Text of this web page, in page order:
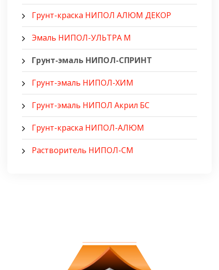
Грунт-краска НИПОЛ АЛЮМ ДЕКОР
Эмаль НИПОЛ-УЛЬТРА М
Грунт-эмаль НИПОЛ-СПРИНТ
Грунт-эмаль НИПОЛ-ХИМ
Грунт-эмаль НИПОЛ Акрил БС
Грунт-краска НИПОЛ-АЛЮМ
Растворитель НИПОЛ-СМ